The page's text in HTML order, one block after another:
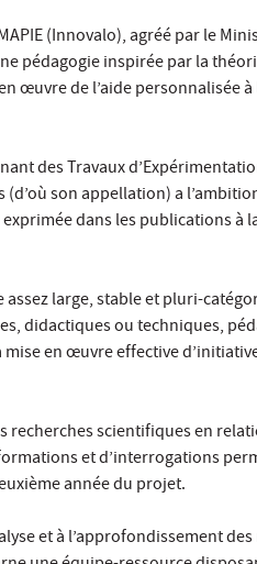
(Innovalo), agréé par le
pédagogie inspirée par la
œuvre de l’aide personnalisée à
des Travaux
son appellation) a
dans les publications à
assez large, stable et pluri-
didactiques ou techniques,
en œuvre effective
scientifiques en
et d’interrogations
année du projet.
et à l’approfondissement